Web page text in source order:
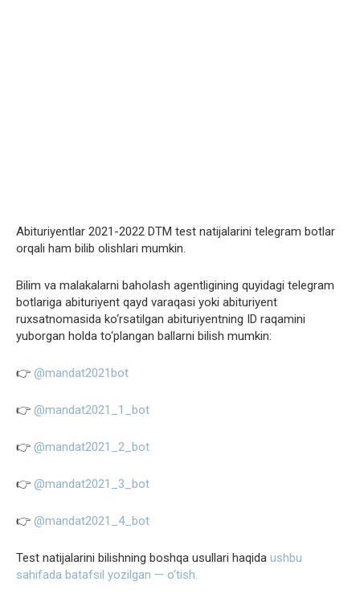
Abituriyentlar 2021-2022 DTM test natijalarini telegram botlar
orqali ham bilib olishlari mumkin.
Bilim va malakalarni baholash agentligining quyidagi telegram
botlariga abituriyent qayd varaqasi yoki abituriyent
ruxsatnomasida ko‘rsatilgan abituriyentning ID raqamini
yuborgan holda to‘plangan ballarni bilish mumkin:
👉 @mandat2021bot
👉 @mandat2021_1_bot
👉 @mandat2021_2_bot
👉 @mandat2021_3_bot
👉 @mandat2021_4_bot
Test natijalarini bilishning boshqa usullari haqida ushbu
sahifada batafsil yozilgan — o‘tish.